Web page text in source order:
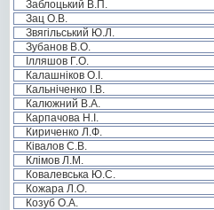
Заблоцький В.П.
Зац О.В.
Звягільський Ю.Л.
Зубанов В.О.
Ілляшов Г.О.
Калашніков О.І.
Кальніченко І.В.
Калюжний В.А.
Карпачова Н.І.
Кириченко Л.Ф.
Ківалов С.В.
Клімов Л.М.
Ковалевська Ю.С.
Кожара Л.О.
Козуб О.А.